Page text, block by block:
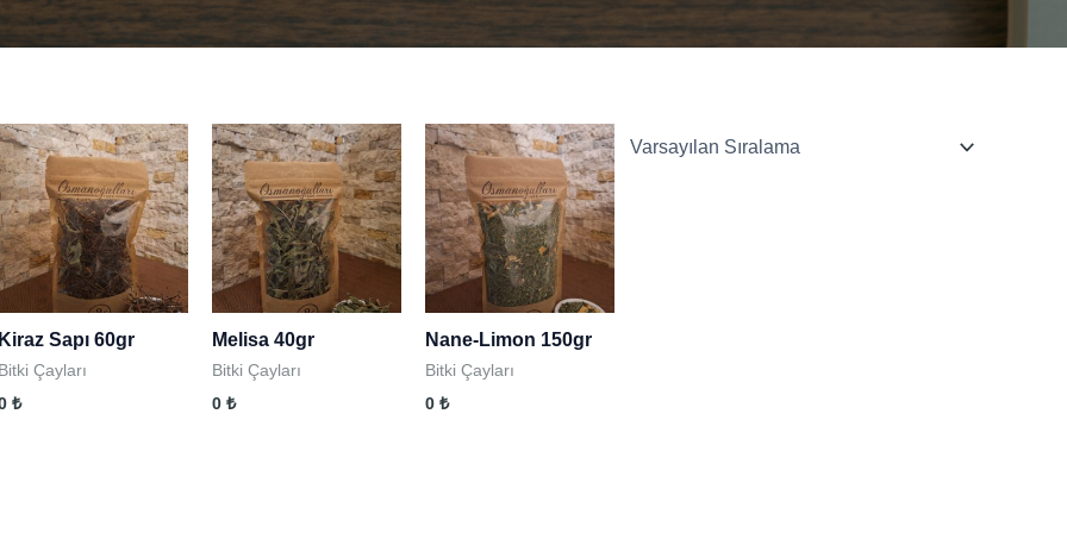
Sapı 60gr
Çayları
₺
Melisa 40gr
Bitki Çayları
0 ₺
Nane-Limon 150gr
Bitki Çayları
0 ₺